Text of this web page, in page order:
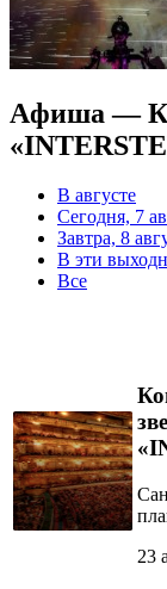
Aфиша —
В августе
Сегодня, 7
Завтра, 8
В эти
Все
23